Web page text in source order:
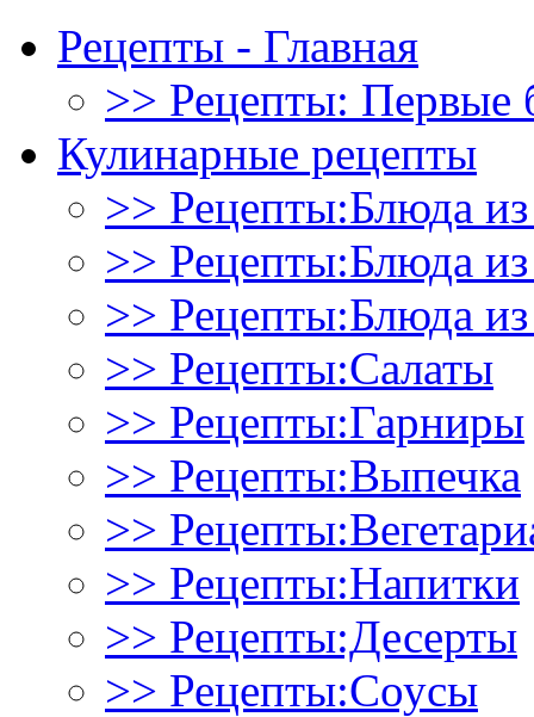
Рецепты - Главная
>> Рецепты: Первые
Кулинарные рецепты
>> Рецепты:Блюда
>> Рецепты:Блюда
>> Рецепты:Блюда
>> Рецепты:Салаты
>> Рецепты:Гарниры
>> Рецепты:Выпечка
>>
>> Рецепты:Напитки
>> Рецепты:Десерты
>> Рецепты:Соусы